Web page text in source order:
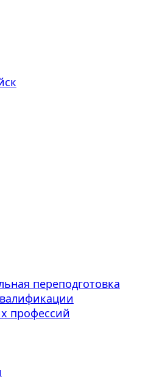
переподготовка
профессий